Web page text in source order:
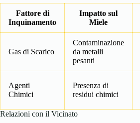
Fattore di
Inquinamento
Impatto sul
Miele
Gas di Scarico
Contaminazione
da metalli
pesanti
Agenti
Chimici
Presenza di
residui chimici
Relazioni con il Vicinato